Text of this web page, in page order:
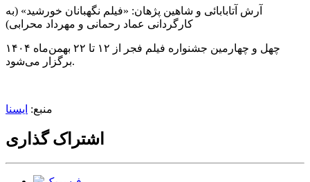
آرش آتابابائی و شاهین پژهان: «فیلم نگهبانان خورشید» (به
کارگردانی عماد رحمانی و مهرداد محرابی)
چهل‌ و چهارمین جشنواره فیلم فجر از ۱۲ تا ۲۲ بهمن‌ماه ۱۴۰۴
برگزار می‌شود.
منبع: ایسنا
اشتراک گذاری